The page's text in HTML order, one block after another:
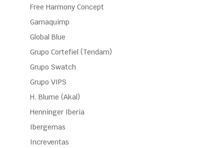
Free Harmony Concept
Gamaquimp
Global Blue
Grupo Cortefiel (Tendam)
Grupo Swatch
Grupo VIPS
H. Blume (Akal)
Henninger Iberia
Ibergemas
Increventas